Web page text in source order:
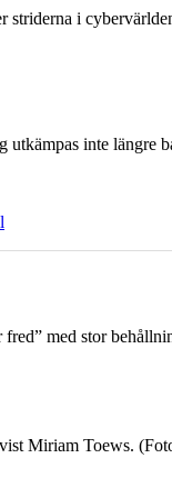
i
inte längre
med stor
Miriam Toews.